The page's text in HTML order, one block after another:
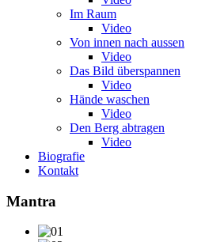
Im Raum
Video
Von innen nach aussen
Video
Das Bild überspannen
Video
Hände waschen
Video
Den Berg abtragen
Video
Biografie
Kontakt
Mantra